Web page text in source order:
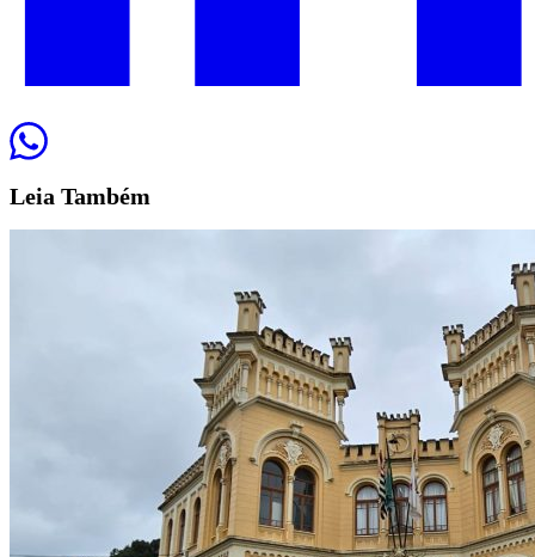
Leia Também